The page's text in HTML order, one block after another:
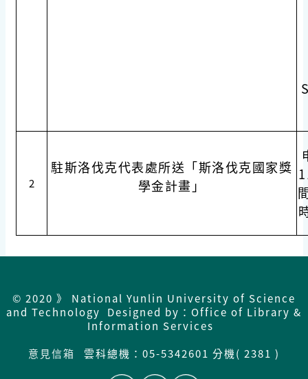
2
駐斯洛伐克代表處所送「斯洛伐克國家獎
學金計畫」
© 2020 》 National Yunlin University of Science
and Technology Designed by：Office of Library &
Information Services
意見信箱
雲科總機： 05-5342601 分機( 2381 )